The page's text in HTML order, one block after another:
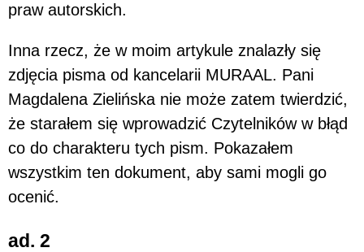
praw autorskich.
Inna rzecz, że w moim artykule znalazły się
zdjęcia pisma od kancelarii MURAAL. Pani
Magdalena Zielińska nie może zatem twierdzić,
że starałem się wprowadzić Czytelników w błąd
co do charakteru tych pism. Pokazałem
wszystkim ten dokument, aby sami mogli go
ocenić.
ad. 2